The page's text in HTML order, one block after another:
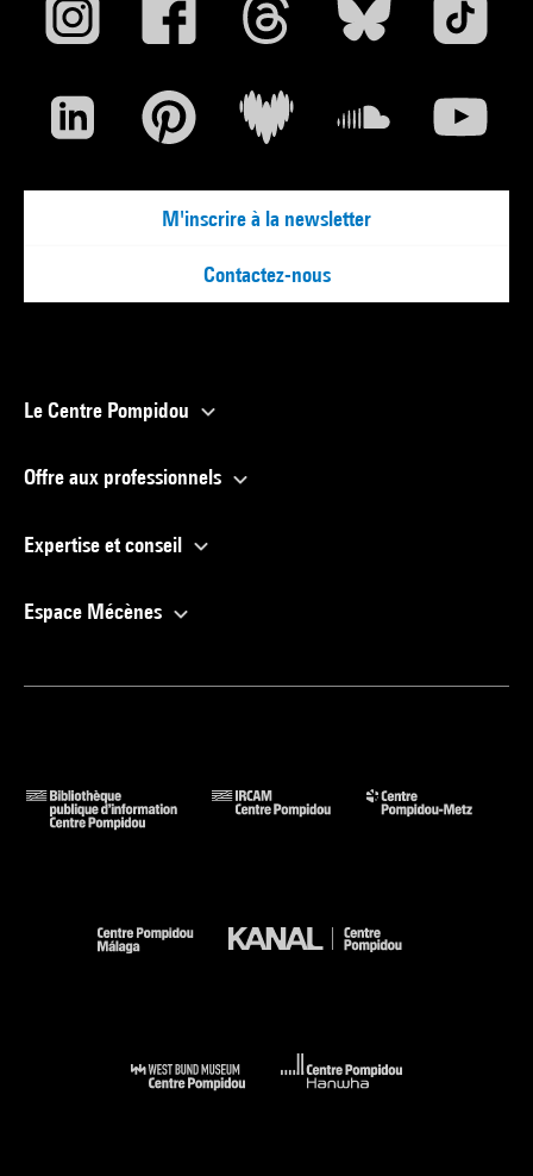
M'inscrire à la newsletter
Contactez-nous
Le Centre Pompidou
Offre aux professionnels
Expertise et conseil
Espace Mécènes